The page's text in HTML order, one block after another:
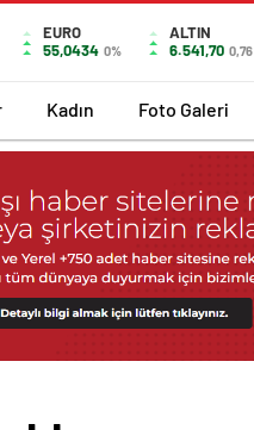
EURO
55,0434 0%
ALTIN
6.541,70 0,76
Kadın Foto Galeri